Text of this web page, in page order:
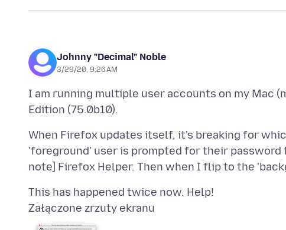
Johnny "Decimal" Noble
3/29/20, 9:26 AM
I am running multiple user accounts on my Mac
When Firefox updates itself, it's breaking for
'foreground' user is prompted for their
Załączone zrzuty ekranu